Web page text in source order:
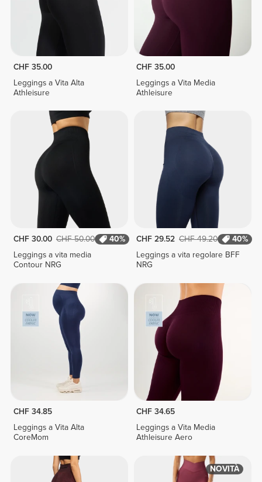
CHF 35.00
Leggings a Vita Alta
Athleisure
CHF 35.00
Leggings a Vita Media
Athleisure
CHF 30.00 CHF 50.00
40%
Leggings a vita media
Contour NRG
CHF 29.52 CHF 49.20
40%
Leggings a vita regolare BFF
NRG
CHF 34.85
Leggings a Vita Alta
CoreMom
CHF 34.65
Leggings a Vita Media
Athleisure Aero
NOVITÀ